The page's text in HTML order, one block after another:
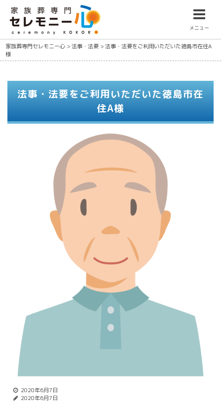
メニュー
家族葬専門セレモニー心 >法事・法要 >法事・法要をご利用いただいた徳島市在住A
様
法事・法要をご利用いただいた徳島市在
住A様
2020年6月7日
2020年6月7日